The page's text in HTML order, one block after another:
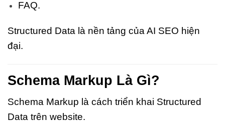
FAQ.
Structured Data là nền tảng của AI SEO hiện
đại.
Schema Markup Là Gì?
Schema Markup là cách triển khai Structured
Data trên website.